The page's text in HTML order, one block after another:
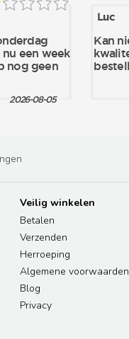
Veilig winkelen
Betalen
Verzenden
Herroeping
Algemene voorwaarden
Blog
Privacy